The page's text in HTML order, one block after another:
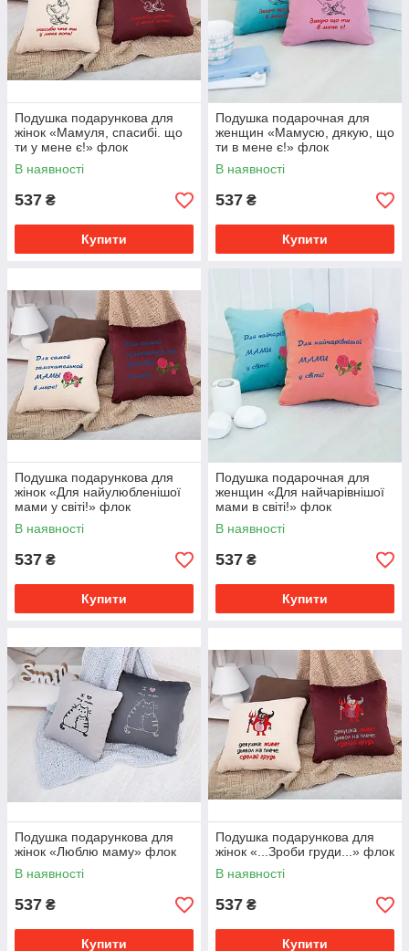
Подушка подарункова для
жінок «Мамуля, спасибі. що
ти у мене є!» флок
В наявності
537 ₴
Купити
Подушка подарочная для
женщин «Мамусю, дякую, що
ти в мене є!» флок
В наявності
537 ₴
Купити
Подушка подарункова для
жінок «Для найулюбленішої
мами у світі!» флок
В наявності
537 ₴
Купити
Подушка подарочная для
женщин «Для найчарівнішої
мами в світі!» флок
В наявності
537 ₴
Купити
Подушка подарункова для
жінок «Люблю маму» флок
В наявності
537 ₴
Купити
Подушка подарункова для
жінок «...Зроби груди...» флок
В наявності
537 ₴
Купити